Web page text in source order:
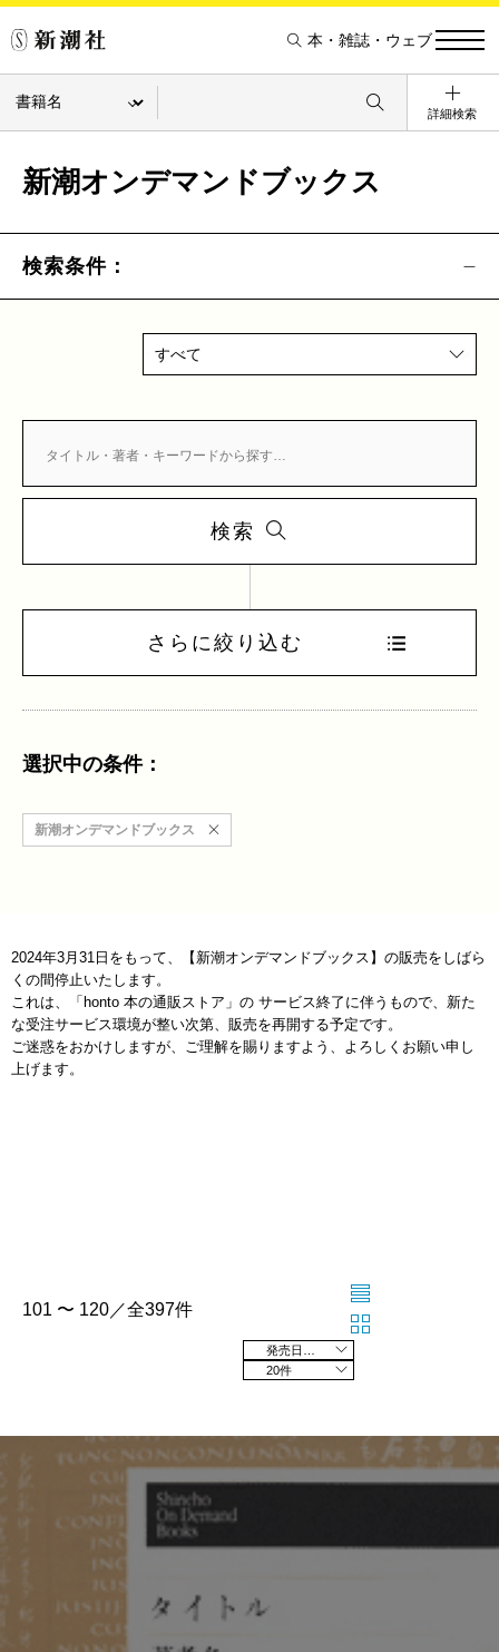
本・雑誌・ウェブ
詳細検索
新潮オンデマンドブックス
検索条件：
すべて
検索
さらに絞り込む
選択中の条件：
新潮オンデマンドブックス
2024年3月31日をもって、【新潮オンデマンドブックス】の販売をしばら
くの間停止いたします。
これは、「honto 本の通販ストア」の サービス終了に伴うもので、新た
な受注サービス環境が整い次第、販売を再開する予定です。
ご迷惑をおかけしますが、ご理解を賜りますよう、よろしくお願い申し
上げます。
101 〜 120／全397件
20件